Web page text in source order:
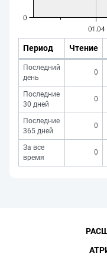
Период Чтение
Последний
день
0
Последние
30 дней
0
Последние
365 дней
0
За все
время
0